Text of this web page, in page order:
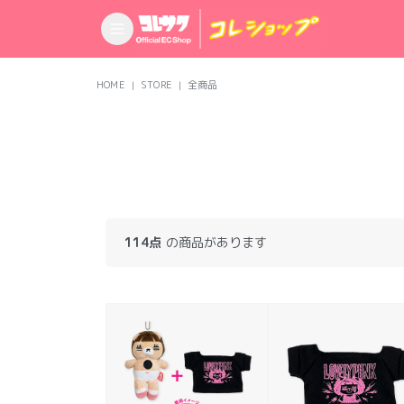
HOME STORE 全商品
114点 の商品があります